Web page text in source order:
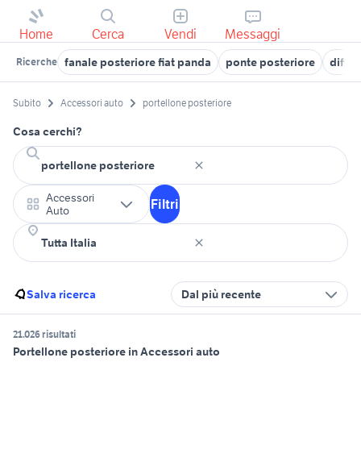
Home Cerca Vendi Messaggi
Ricerche fanale posteriore fiat panda ponte posteriore
Subito Accessori auto portellone posteriore
Cosa cerchi?
Accessori
Auto
Filtri
Salva ricerca Dal più recente
21.026 risultati
Portellone posteriore in Accessori auto